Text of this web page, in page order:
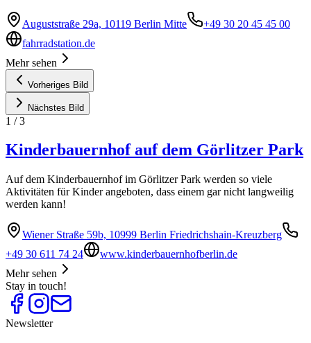
Auguststraße 29a, 10119 Berlin Mitte
+49 30 20 45 45 00
fahrradstation.de
Mehr sehen
Vorheriges Bild
Nächstes Bild
1 /3
Kinderbauernhof auf dem Görlitzer Park
Auf dem Kinderbauernhof im Görlitzer Park werden so viele
Aktivitäten für Kinder angeboten, dass einem gar nicht langweilig
werden kann!
Wiener Straße 59b, 10999 Berlin Friedrichshain-Kreuzberg
+49 30 611 74 24
www.kinderbauernhofberlin.de
Mehr sehen
Stay in touch!
Newsletter